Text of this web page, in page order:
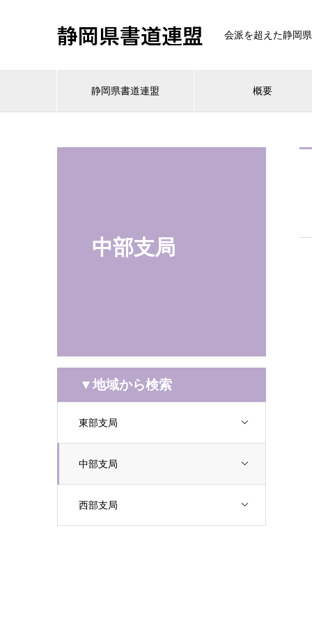
静岡県書道連盟 会派を超えた静岡
静岡県書道連盟 概要
中部支局
▼地域から検索
東部支局
中部支局
西部支局